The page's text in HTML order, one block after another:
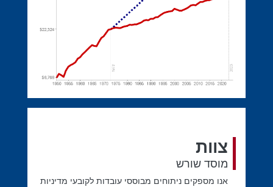
צוות
מוסד שורש
אנו מספקים ניתוחים מבוססי עובדות לקובעי מדיניות